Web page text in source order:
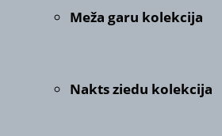
Meža garu kolekcija
Nakts ziedu kolekcija